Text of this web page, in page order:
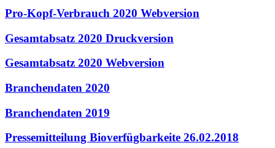
Pro-Kopf-Verbrauch 2020 Webversion
Gesamtabsatz 2020 Druckversion
Gesamtabsatz 2020 Webversion
Branchendaten 2020
Branchendaten 2019
Pressemitteilung Bioverfügbarkeite 26.02.2018